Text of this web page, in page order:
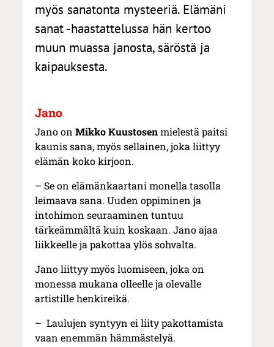
myös sanatonta mysteeriä. Elämäni
sanat -haastattelussa hän kertoo
muun muassa janosta, säröstä ja
kaipauksesta.
Jano
Jano onMikko Kuustosenmielestä paitsi
kaunis sana, myös sellainen, joka liittyy
elämän koko kirjoon.
– Se on elämänkaartani monella tasolla
leimaava sana. Uuden oppiminen ja
intohimon seuraaminen tuntuu
tärkeämmältä kuin koskaan. Jano ajaa
liikkeelle ja pakottaa ylös sohvalta.
Jano liittyy myös luomiseen, joka on
monessa mukana olleelle ja olevalle
artistille henkireikä.
– Laulujen syntyyn ei liity pakottamista
vaan enemmän hämmästelyä.